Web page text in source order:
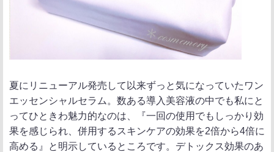
夏にリニューアル発売して以来ずっと気になっていたワン
エッセンシャルセラム。数ある導入美容液の中でも私にと
ってひときわ魅力的なのは、『一回の使用でもしっかり効
果を感じられ、併用するスキンケアの効果を2倍から4倍に
高める』と明示しているところです。デトックス効果のあ